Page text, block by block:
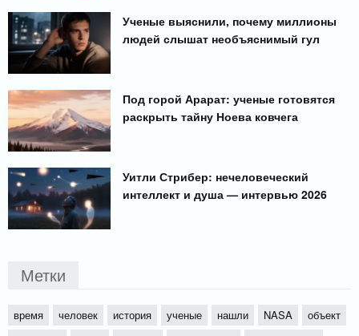
Ученые выяснили, почему миллионы
людей слышат необъяснимый гул
Под горой Арарат: ученые готовятся
раскрыть тайну Ноева ковчега
Уитли Стрибер: нечеловеческий
интеллект и душа — интервью 2026
Метки
время человек история ученые нашли NASA
объект